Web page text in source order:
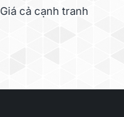
Giá cả cạnh tranh